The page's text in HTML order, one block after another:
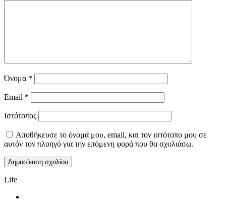
Όνομα *
Email *
Ιστότοπος
Αποθήκευσε το όνομά μου, email, και τον ιστότοπο μου σε
αυτόν τον πλοηγό για την επόμενη φορά που θα σχολιάσω.
Life